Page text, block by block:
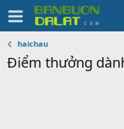
haichau
Điểm thưởng